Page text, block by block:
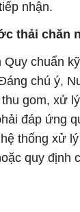
nhận.
thải chăn
Quy chuẩn kỹ
chú ý,
gom, xử lý
đáp ứng
thống xử lý
quy định